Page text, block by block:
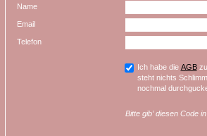
Name
Email
Telefon
Ich habe die AGB
steht nichts
nochmal
Bitte gib’ diesen Code